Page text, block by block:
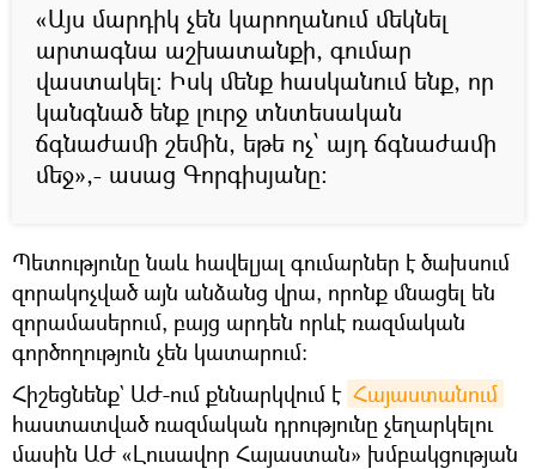
«Այս մարդիկ չեն կարողանում մեկնել
արտագնա աշխատանքի, գումար
վաստակել: Իսկ մենք հասկանում ենք, որ
կանգնած ենք լուրջ տնտեսական
ճգնաժամի շեմին, եթե ոչ՝ այդ ճգնաժամի
մեջ»,- ասաց Գորգիսյանը:
Պետությունը նաև հավելյալ գումարներ է ծախսում
զորակոչված այն անձանց վրա, որոնք մնացել են
զորամասերում, բայց արդեն որևէ ռազմական
գործողություն չեն կատարում:
Հիշեցնենք` ԱԺ-ում քննարկվում է Հայաստանում
հաստատված ռազմական դրությունը չեղարկելու
մասին ԱԺ «Լուսավոր Հայաստան» խմբակցության